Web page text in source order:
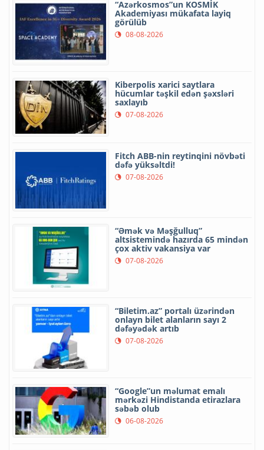
“Azərkosmos”un KOSMİK
Akademiyası mükafata layiq
görülüb
08-08-2026
Kiberpolis xarici saytlara
hücumlar təşkil edən şəxsləri
saxlayıb
07-08-2026
Fitch ABB-nin reytinqini növbəti
dəfə yüksəltdi!
07-08-2026
“Əmək və Məşğulluq”
altsistemində hazırda 65 mindən
çox aktiv vakansiya var
07-08-2026
“Biletim.az” portalı üzərindən
onlayn bilet alanların sayı 2
dəfəyədək artıb
07-08-2026
“Google”un məlumat emalı
mərkəzi Hindistanda etirazlara
səbəb olub
06-08-2026